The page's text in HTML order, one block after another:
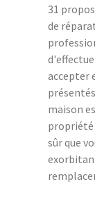
31
de
accepter
maison
propriété
sûr que